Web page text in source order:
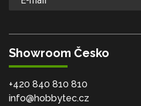
Showroom Česko
+420 840 810 810
info@hobbytec.cz